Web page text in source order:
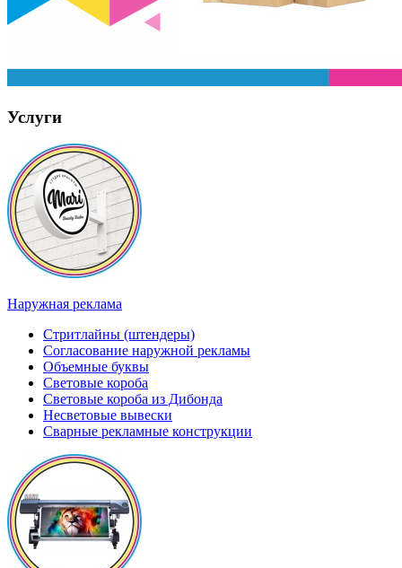
Услуги
Наружная реклама
Стритлайны (штендеры)
Согласование наружной рекламы
Объемные буквы
Световые короба
Световые короба из Дибонда
Несветовые вывески
Сварные рекламные конструкции